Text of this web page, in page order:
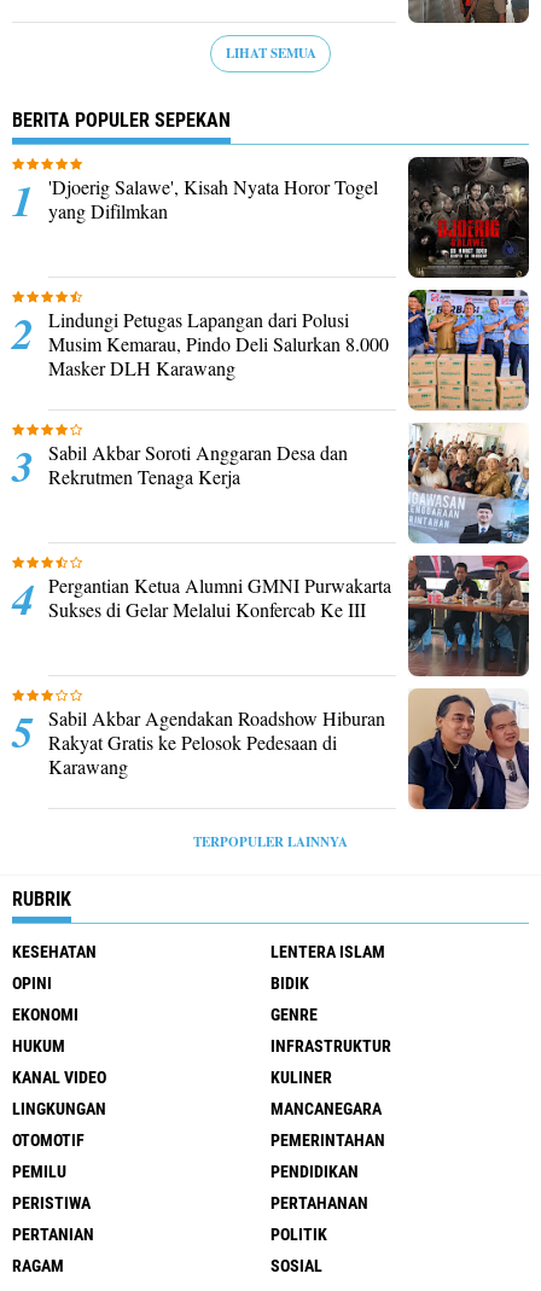
LIHAT SEMUA
BERITA POPULER SEPEKAN
'Djoerig Salawe', Kisah Nyata Horor Togel
yang Difilmkan
Lindungi Petugas Lapangan dari Polusi
Musim Kemarau, Pindo Deli Salurkan 8.000
Masker DLH Karawang
Sabil Akbar Soroti Anggaran Desa dan
Rekrutmen Tenaga Kerja
Pergantian Ketua Alumni GMNI Purwakarta
Sukses di Gelar Melalui Konfercab Ke III
Sabil Akbar Agendakan Roadshow Hiburan
Rakyat Gratis ke Pelosok Pedesaan di
Karawang
TERPOPULER LAINNYA
RUBRIK
KESEHATAN
LENTERA ISLAM
OPINI
BIDIK
EKONOMI
GENRE
HUKUM
INFRASTRUKTUR
KANAL VIDEO
KULINER
LINGKUNGAN
MANCANEGARA
OTOMOTIF
PEMERINTAHAN
PEMILU
PENDIDIKAN
PERISTIWA
PERTAHANAN
PERTANIAN
POLITIK
RAGAM
SOSIAL